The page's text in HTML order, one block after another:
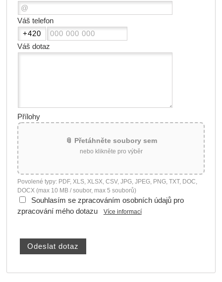
Váš telefon
Váš dotaz
Přílohy
📎 Přetáhněte soubory sem
nebo klikněte pro výběr
Povolené typy: PDF, XLS, XLSX, CSV, JPG, JPEG, PNG, TXT, DOC,
DOCX (max 10 MB / soubor, max 5 souborů)
Souhlasím se zpracováním osobních údajů pro
zpracování mého dotazu
Více informací